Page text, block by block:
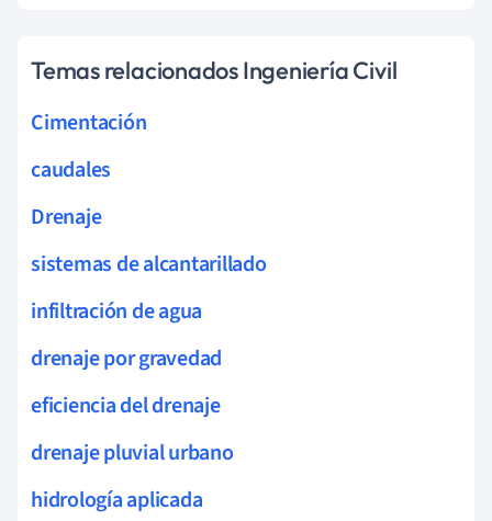
Temas relacionados Ingeniería Civil
Cimentación
caudales
Drenaje
sistemas de alcantarillado
infiltración de agua
drenaje por gravedad
eficiencia del drenaje
drenaje pluvial urbano
hidrología aplicada